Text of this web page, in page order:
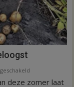
VIDEO
deze zomer laat